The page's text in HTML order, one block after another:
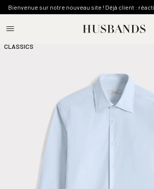
Bienvenue sur notre nouveau site ! Déjà client :
CLASSICS